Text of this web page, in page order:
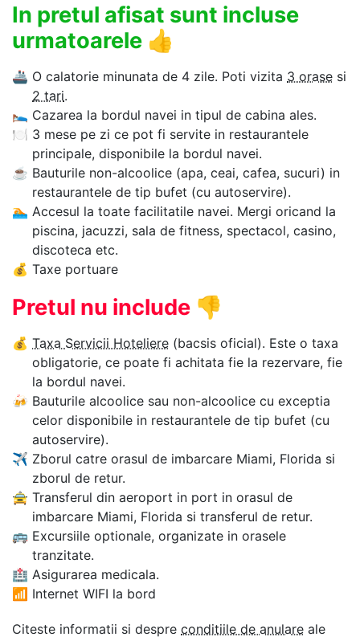
In pretul afisat sunt incluse
urmatoarele 👍
🚢 O calatorie minunata de 4 zile. Poti vizita 3 orase si
2 tari.
🛌 Cazarea la bordul navei in tipul de cabina ales.
🍽 3 mese pe zi ce pot fi servite in restaurantele
principale, disponibile la bordul navei.
☕ Bauturile non-alcoolice (apa, ceai, cafea, sucuri) in
restaurantele de tip bufet (cu autoservire).
🏊‍ Accesul la toate facilitatile navei. Mergi oricand la
piscina, jacuzzi, sala de fitness, spectacol, casino,
discoteca etc.
💰 Taxe portuare
Pretul nu include 👎
💰 Taxa Servicii Hoteliere (bacsis oficial). Este o taxa
obligatorie, ce poate fi achitata fie la rezervare, fie
la bordul navei.
🍻 Bauturile alcoolice sau non-alcoolice cu exceptia
celor disponibile in restaurantele de tip bufet (cu
autoservire).
✈ Zborul catre orasul de imbarcare Miami, Florida si
zborul de retur.
🚖 Transferul din aeroport in port in orasul de
imbarcare Miami, Florida si transferul de retur.
🚌 Excursiile optionale, organizate in orasele
tranzitate.
🏥 Asigurarea medicala.
📶 Internet WIFI la bord
Citeste informatii si despre conditiile de anulare ale